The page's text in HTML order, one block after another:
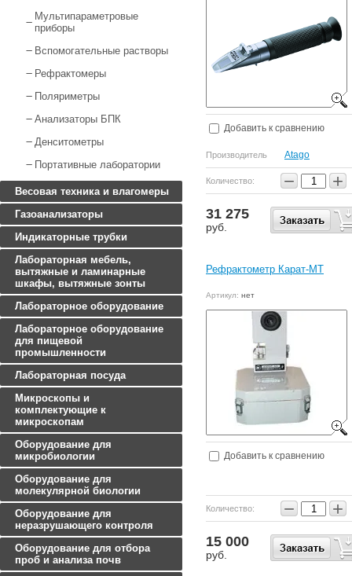
Добавить к сравнению
Производитель Atago
Количество: − +
31 275
руб.
Рефрактометр Карат-МТ
Артикул: нет
Добавить к сравнению
Количество: − +
15 000
руб.
Мультипараметровые
приборы
Вспомогательные растворы
Рефрактомеры
Поляриметры
Анализаторы БПК
Денситометры
Портативные лаборатории
Весовая техника и влагомеры
Газоанализаторы
Индикаторные трубки
Лабораторная мебель,
вытяжные и ламинарные
шкафы, вытяжные зонты
Лабораторное оборудование
Лабораторное оборудование
для пищевой
промышленности
Лабораторная посуда
Микроскопы и
комплектующие к
микроскопам
Оборудование для
микробиологии
Оборудование для
молекулярной биологии
Оборудование для
неразрушающего контроля
Оборудование для отбора
проб и анализа почв